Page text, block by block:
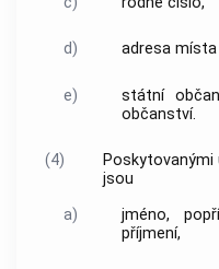
d) adresa
e)
státní
občanství.
(4)
jsou
a)
jméno,
příjmení,